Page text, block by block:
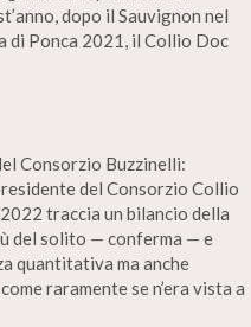
dopo il Sauvignon nel
di Ponca 2021, il Collio Doc
Consorzio Buzzinelli:
del Consorzio Collio
traccia un bilancio della
del solito — conferma — e
quantitativa ma anche
raramente se n’era vista a